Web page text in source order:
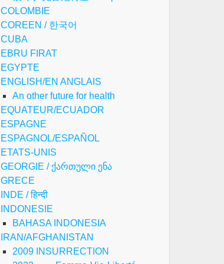
COLOMBIE
COREEN / 한국어
CUBA
EBRU FIRAT
EGYPTE
ENGLISH/EN ANGLAIS
An other future for health
EQUATEUR/ECUADOR
ESPAGNE
ESPAGNOL/ESPAÑOL
ETATS-UNIS
GEORGIE / ქართული ენა
GRECE
INDE / हिन्दी
INDONESIE
BAHASA INDONESIA
IRAN/AFGHANISTAN
2009 INSURRECTION